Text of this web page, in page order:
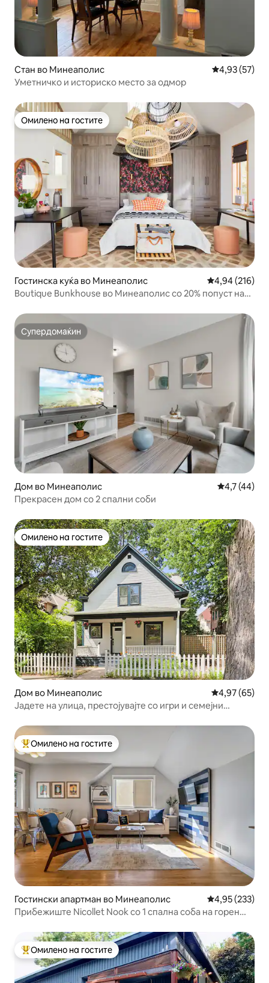
Стан во Минеаполис Просечна
4,93 (57)
Уметничко и историско место за одмор
Омилено на гостите
Омилено на гостите
Гостинска куќа во Минеаполис Просечна
4,94 (216)
Boutique Bunkhouse во Минеаполис со 20% попуст на
Супердомаќин
Супердомаќин
Дом во Минеаполис Просечна
4,7 (44)
Прекрасен дом со 2 спални соби
Омилено на гостите
Омилено на гостите
Дом во Минеаполис Просечна
4,97 (65)
Јадете на улица, престојувајте со игри и семејни
Меѓу најуспешните „Омилени на гостите“
Омилено на гостите
Гостински апартман во Минеаполис Просечна
4,95 (233)
Прибежиште Nicollet Nook со 1 спална соба на горен
Меѓу најуспешните „Омилени на гостите“
Омилено на гостите